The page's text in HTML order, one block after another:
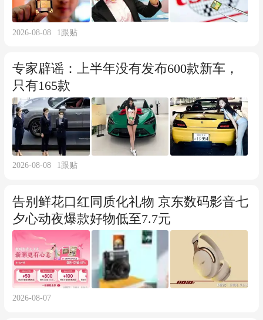
2026-08-08 1跟贴
专家辟谣：上半年没有发布600款新车，
只有165款
2026-08-08 1跟贴
告别鲜花口红同质化礼物 京东数码影音七
夕心动夜爆款好物低至7.7元
2026-08-07